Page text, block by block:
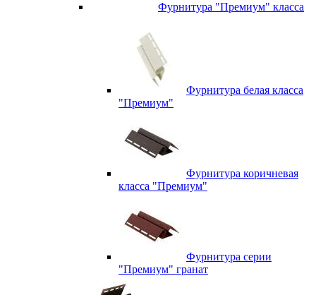
Фурнитура "Премиум" класса
Фурнитура белая класса
"Премиум"
Фурнитура коричневая
класса "Премиум"
Фурнитура серии
"Премиум" гранат